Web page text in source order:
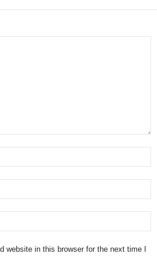
website in this browser for the next time I